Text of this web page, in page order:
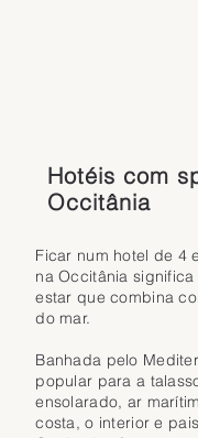
Hotéis com
Occitânia
Ficar num hotel de 4
na Occitânia
estar que combina
do mar.
Banhada pelo
popular para a
ensolarado, ar
costa, o interior e